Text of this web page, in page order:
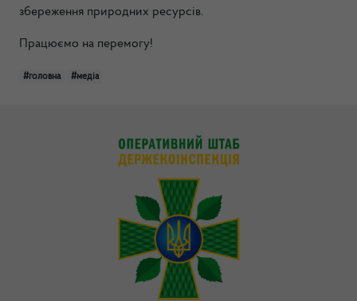
збереження природних ресурсів.
Працюємо на перемогу!
#головна #медіа